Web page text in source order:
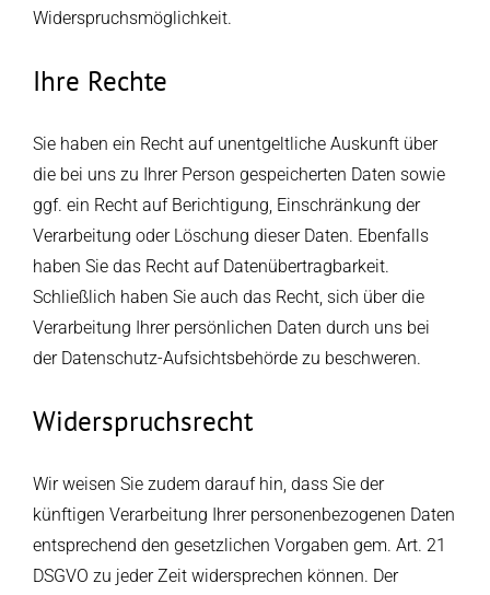
Widerspruchsmöglichkeit.
Ihre Rechte
Sie haben ein Recht auf unentgeltliche Auskunft über
die bei uns zu Ihrer Person gespeicherten Daten sowie
ggf. ein Recht auf Berichtigung, Einschränkung der
Verarbeitung oder Löschung dieser Daten. Ebenfalls
haben Sie das Recht auf Datenübertragbarkeit.
Schließlich haben Sie auch das Recht, sich über die
Verarbeitung Ihrer persönlichen Daten durch uns bei
der Datenschutz-Aufsichtsbehörde zu beschweren.
Widerspruchsrecht
Wir weisen Sie zudem darauf hin, dass Sie der
künftigen Verarbeitung Ihrer personenbezogenen Daten
entsprechend den gesetzlichen Vorgaben gem. Art. 21
DSGVO zu jeder Zeit widersprechen können. Der